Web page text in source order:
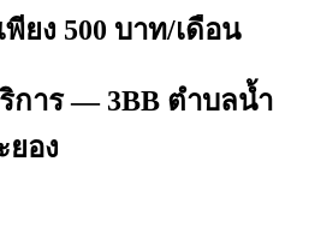
ยง 500 บาท/เดือน
การ — 3BB ตำบลน้ำ
ยอง